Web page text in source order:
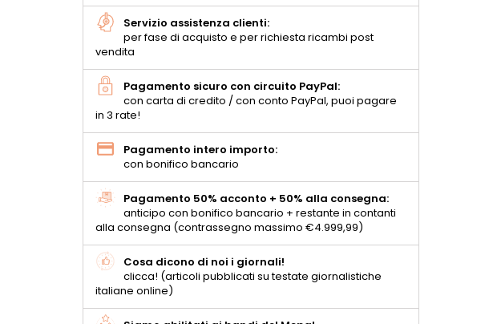
Servizio assistenza clienti:
per fase di acquisto e per richiesta ricambi post
vendita
Pagamento sicuro con circuito PayPal:
con carta di credito / con conto PayPal, puoi pagare
in 3 rate!
Pagamento intero importo:
con bonifico bancario
Pagamento 50% acconto + 50% alla consegna:
anticipo con bonifico bancario + restante in contanti
alla consegna (contrassegno massimo €4.999,99)
Cosa dicono di noi i giornali!
clicca! (articoli pubblicati su testate giornalistiche
italiane online)